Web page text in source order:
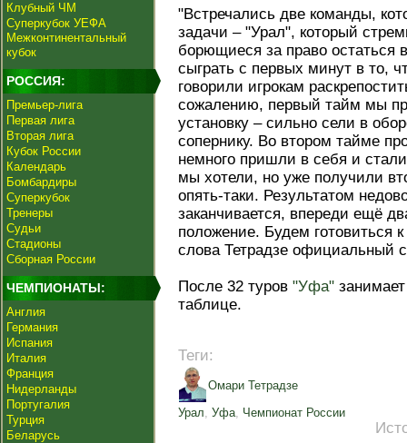
Клубный ЧМ
Суперкубок УЕФА
Межконтинентальный
кубок
РОССИЯ:
Премьер-лига
Первая лига
Вторая лига
Кубок России
Календарь
Бомбардиры
Суперкубок
Тренеры
Судьи
Стадионы
Сборная России
ЧЕМПИОНАТЫ:
Англия
Германия
Испания
Италия
Франция
Нидерланды
Португалия
Турция
Беларусь
"Встречались две команды,
задачи – "Урал", который
борющиеся за право остаться
сыграть с первых минут в то,
говорили игрокам
сожалению, первый тайм мы
установку – сильно сели в
сопернику. Во втором тайме
немного пришли в себя и
мы хотели, но уже получили
опять-таки. Результатом
заканчивается, впереди ещё
положение. Будем готовиться
слова Тетрадзе официальный
После 32 туров "Уфа"
таблице.
Теги:
Омари Тетрадзе
Урал, Уфа, Чемпионат России